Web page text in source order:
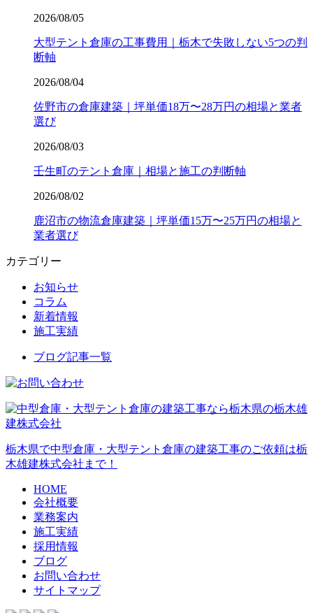
2026/08/05
大型テント倉庫の工事費用｜栃木で失敗しない5つの判
断軸
2026/08/04
佐野市の倉庫建築｜坪単価18万〜28万円の相場と業者
選び
2026/08/03
壬生町のテント倉庫｜相場と施工の判断軸
2026/08/02
鹿沼市の物流倉庫建築｜坪単価15万〜25万円の相場と
業者選び
カテゴリー
お知らせ
コラム
新着情報
施工実績
ブログ記事一覧
栃木県で中型倉庫・大型テント倉庫の建築工事のご依頼は栃
木雄建株式会社まで！
HOME
会社概要
業務案内
施工実績
採用情報
ブログ
お問い合わせ
サイトマップ